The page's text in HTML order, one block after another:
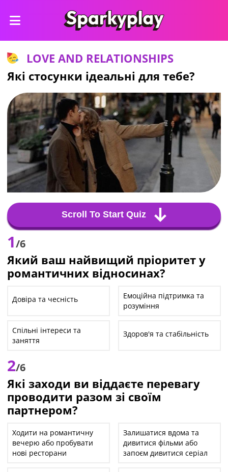
LOVE AND RELATIONSHIPS
Які стосунки ідеальні для тебе?
Scroll To Start Quiz
1/6
Який ваш найвищий пріоритет у
романтичних відносинах?
Довіра та чесність
Емоційна підтримка та
розуміння
Спільні інтереси та
заняття
Здоров'я та стабільність
2/6
Які заходи ви віддаєте перевагу
проводити разом зі своїм
партнером?
Ходити на романтичну
вечерю або пробувати
нові ресторани
Залишатися вдома та
дивитися фільми або
запоєм дивитися серіал